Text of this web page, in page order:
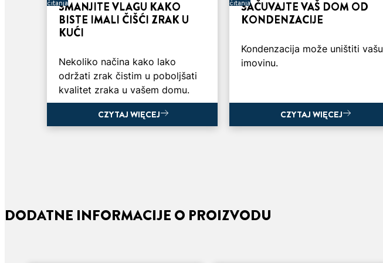
SMANJITE VLAGU KAKO
BISTE IMALI ČIŠĆI ZRAK U
KUĆI
Nekoliko načina kako lako
održati zrak čistim u poboljšati
kvalitet zraka u vašem domu.
CZYTAJ WIĘCEJ
SAČUVAJTE VAŠ DOM OD
KONDENZACIJE
Kondenzacija može uništiti vašu
imovinu.
CZYTAJ WIĘCEJ
DODATNE INFORMACIJE O PROIZVODU